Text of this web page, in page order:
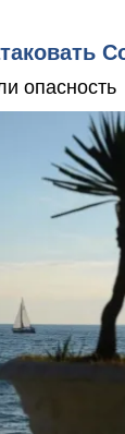
опасность